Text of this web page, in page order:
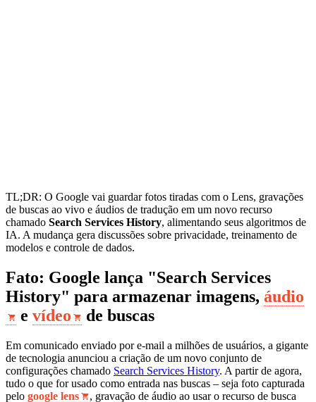
TL;DR: O Google vai guardar fotos tiradas com o Lens, gravações
de buscas ao vivo e áudios de tradução em um novo recurso
chamado Search Services History, alimentando seus algoritmos de
IA. A mudança gera discussões sobre privacidade, treinamento de
modelos e controle de dados.
Fato: Google lança "Search Services
History" para armazenar imagens, áudio
e vídeo de buscas
Em comunicado enviado por e‑mail a milhões de usuários, a gigante
de tecnologia anunciou a criação de um novo conjunto de
configurações chamado Search Services History. A partir de agora,
tudo o que for usado como entrada nas buscas – seja foto capturada
pelo google lens
, gravação de áudio ao usar o recurso de busca